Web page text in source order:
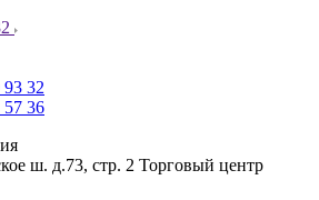
32
57 36
ш. д.73, стр. 2 Торговый центр